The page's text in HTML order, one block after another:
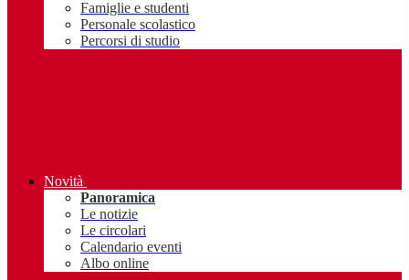
Famiglie e studenti
Personale scolastico
Percorsi di studio
Novità
Panoramica
Le notizie
Le circolari
Calendario eventi
Albo online